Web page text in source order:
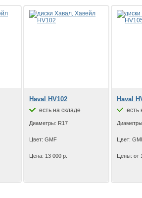
Haval HV102
есть на складе
Диаметры: R17
Цвет: GMF
Цена: 13 000 р.
Haval
есть
Цвет:
Цены: от